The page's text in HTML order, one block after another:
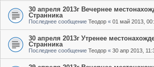
30 апреля 2013г Вечернее
Странника
Последнее сообщение Теодор « 01 май 2013,
30 апреля 2013г Утренее
Странника
Последнее сообщение Теодор « 30 апр 2013,